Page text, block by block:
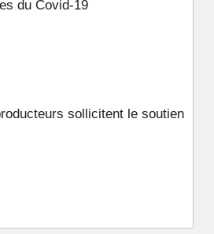
du Covid-19
sollicitent le soutien